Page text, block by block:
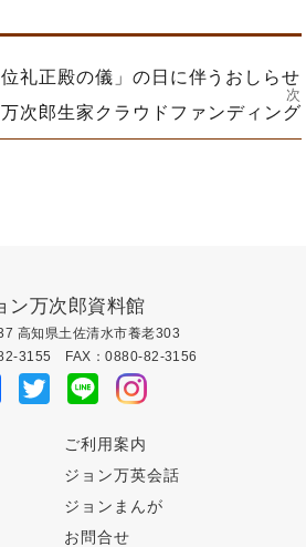
礼正殿の儀」の日に伴うおしらせ
次
万次郎生家クラウドファンディング
ン万次郎資料館
高知県土佐清水市養老303
3155 FAX：0880-82-3156
Facebook
Twitter Line
ご利用案内
ジョン万英会話
ジョンまんが
お問合せ